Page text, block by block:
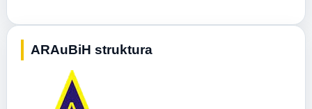
ARAuBiH struktura